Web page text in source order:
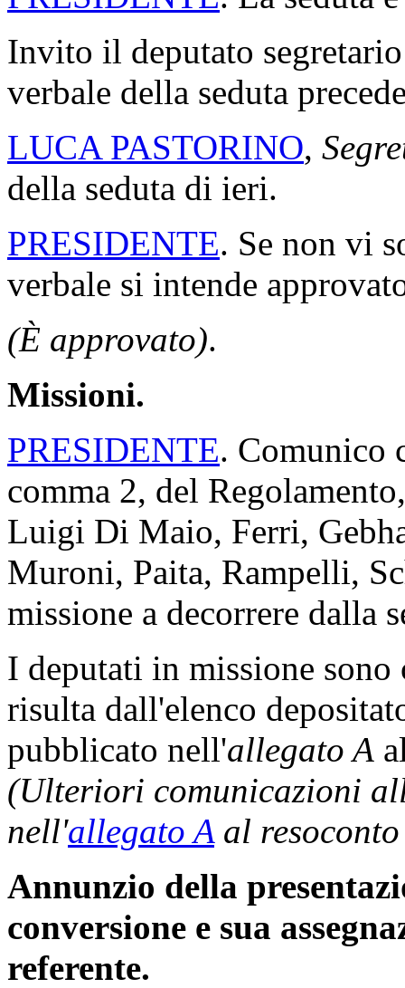
Invito il deputato
verbale della seduta
LUCA PASTORINO,
della seduta di ieri.
PRESIDENTE. Se non vi
verbale si intende
(È approvato).
Missioni.
PRESIDENTE. Comunico
comma 2, del
Luigi Di Maio, Ferri,
Muroni, Paita, Rampelli,
missione a decorrere dalla
I deputati in missione sono
risulta dall'elenco
pubblicato nell'allegato A
(Ulteriori comunicazioni
nell'allegato Aal
Annunzio della
conversione e sua
referente.